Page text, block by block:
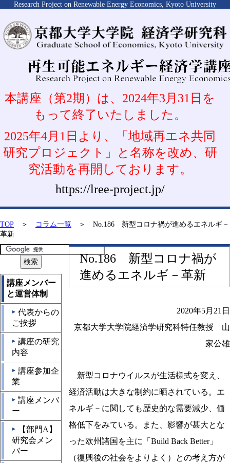
Research Project on Renewable Energy Economics, Kyoto University
本講座（第2期）は、2024年3月31日を
もって終了いたしました。
2025年4月1日より、「地域再エネ共同
研究プロジェクト」と名称を改め、研
究活動を再開しております。
https://lree-project.jp/
TOP ＞ コラム一覧 ＞ No.186 新型コロナ禍が進めるエネルギ－
革新
講座メンバー
と運営体制
▲ 代表からの
ご挨拶
▲ 講座の研究
内容
▲ 講座参加企
業
▲ 講座メンバ
ー
▲
【部門A】
研究会メン
バー
No.186 新型コロナ禍が
進めるエネルギ－革新
2020年5月21日
京都大学大学院経済学研究科特任教授 山
家公雄
新型コロナウイルスが生活様式を変え、
経済活動は大きな制約に晒されている。エ
ネルギ－に関しても歴史的な需要減少、価
格低下をみている。また、影響が甚大とな
った欧州諸国を主に「Build Back Better」
（復興後の社会をよりよく）との考え方が